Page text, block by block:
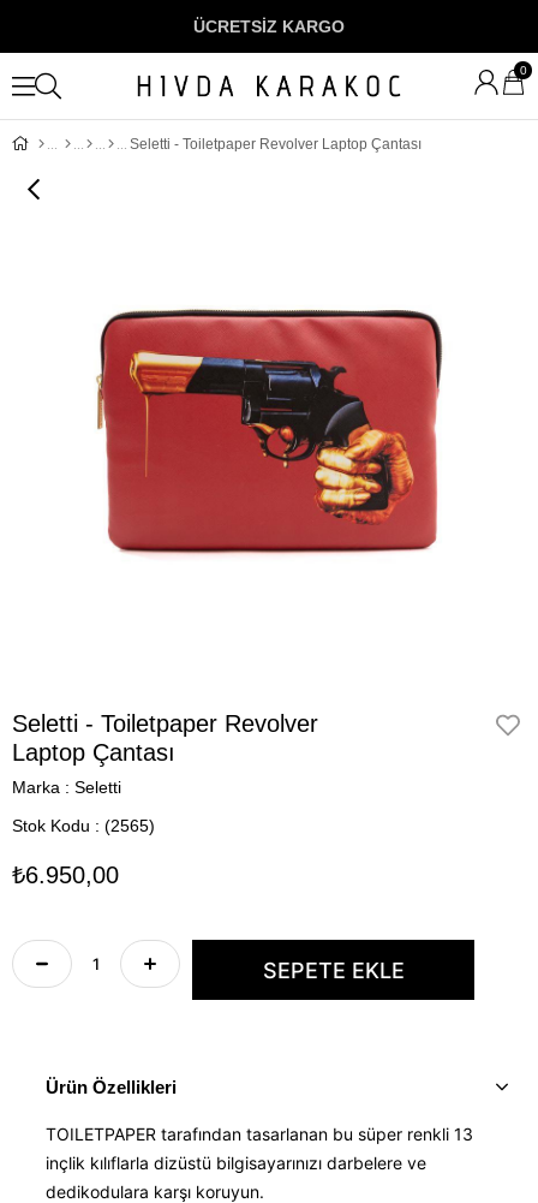
ÜCRETSİZ KARGO
0
Seletti - Toiletpaper Revolver Laptop Çantası
Seletti - Toiletpaper Revolver
Laptop Çantası
Marka : Seletti
Stok Kodu
(2565)
₺6.950,00
Ürün Özellikleri
TOILETPAPER tarafından tasarlanan bu süper renkli 13
inçlik kılıflarla dizüstü bilgisayarınızı darbelere ve
dedikodulara karşı koruyun.